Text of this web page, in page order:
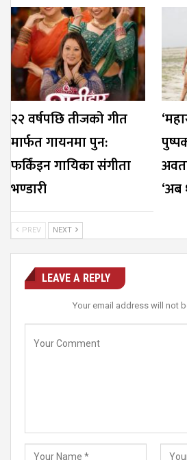
२२ वर्षपछि तीजको गीत
मार्फत गायनमा पुन:
फर्किंइन गायिका संगीता
भण्डारी
‘अब
PREV NEXT
LEAVE A REPLY
Your email address will not